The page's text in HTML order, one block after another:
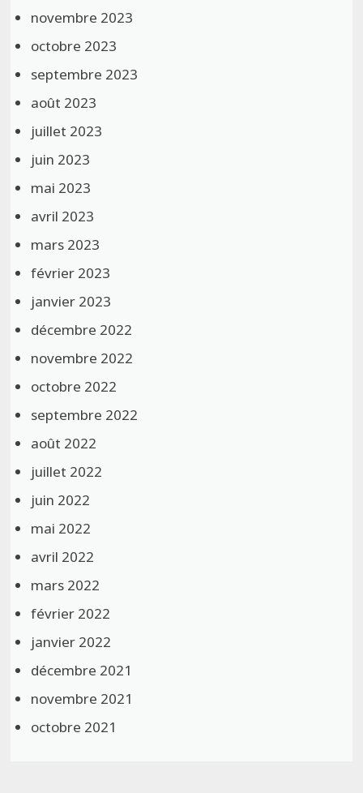
novembre 2023
octobre 2023
septembre 2023
août 2023
juillet 2023
juin 2023
mai 2023
avril 2023
mars 2023
février 2023
janvier 2023
décembre 2022
novembre 2022
octobre 2022
septembre 2022
août 2022
juillet 2022
juin 2022
mai 2022
avril 2022
mars 2022
février 2022
janvier 2022
décembre 2021
novembre 2021
octobre 2021